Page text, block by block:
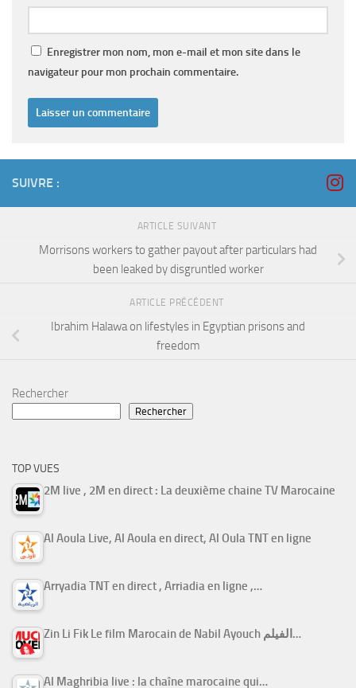
Enregistrer mon nom, mon e-mail et mon site dans le
navigateur pour mon prochain commentaire.
SUIVRE :
ARTICLE SUIVANT
Morrisons workers to gather payout after particulars had
been leaked by disgruntled worker
ARTICLE PRÉCÉDENT
Ibrahim Halawa on lifestyles in Egyptian prisons and
freedom
Rechercher
Rechercher
TOP VUES
2M live , 2M en direct : La deuxième chaine TV Marocaine
Al Aoula Live, Al Aoula en direct, Al Oula TNT en ligne
Arryadia TNT en direct , Arriadia en ligne ,…
Zin Li Fik Le film Marocain de Nabil Ayouch الفيلم…
Al Maghribia live : la chaîne marocaine qui…